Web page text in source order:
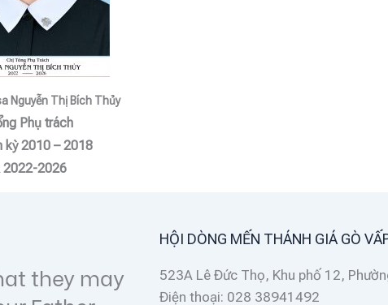
Nguyễn Thị Bích Thủy
Phụ trách
kỳ 2010 – 2018
2022-2026
they may
Lời hay ý đẹp
Love one another as I
HỘI DÒNG MẾN THÁNH GIÁ GÒ
523A Lê Đức Thọ, Khu phố 12,
Điện thoại: 028 38941492